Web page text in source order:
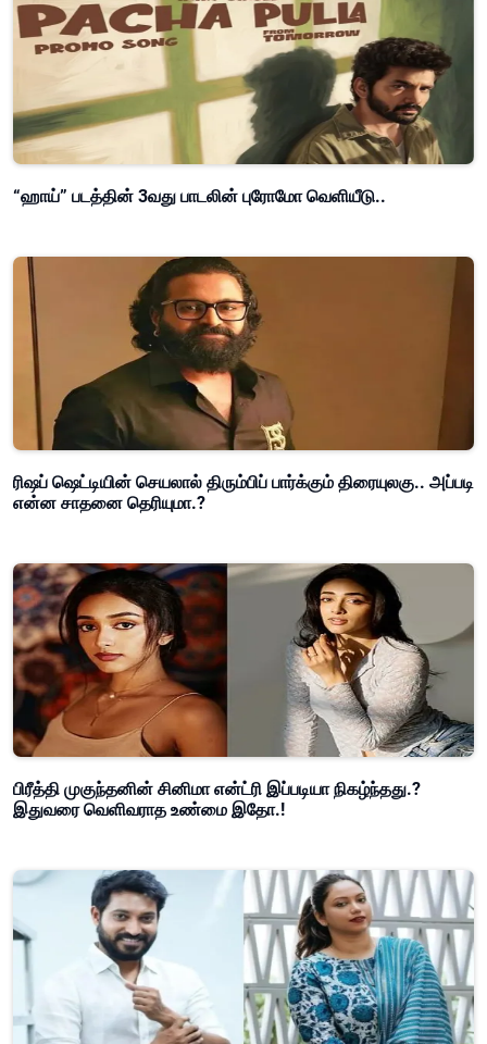
“ஹாய்” படத்தின் 3வது பாடலின் புரோமோ வெளியீடு..
ரிஷப் ஷெட்டியின் செயலால் திரும்பிப் பார்க்கும் திரையுலகு.. அப்படி
என்ன சாதனை தெரியுமா.?
பிரீத்தி முகுந்தனின் சினிமா என்ட்ரி இப்படியா நிகழ்ந்தது.?
இதுவரை வெளிவராத உண்மை இதோ.!